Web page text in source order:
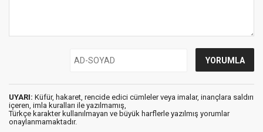
UYARI: Küfür, hakaret, rencide edici cümleler veya imalar, inançlara saldırı
içeren, imla kuralları ile yazılmamış,
Türkçe karakter kullanılmayan ve büyük harflerle yazılmış yorumlar
onaylanmamaktadır.